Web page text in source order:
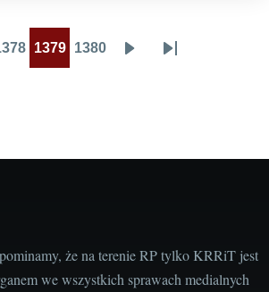
Page Page
1379
Page
1380
NastępnaOstatnia
że na terenie RP tylko KRRiT jest
we wszystkich sprawach medialnych